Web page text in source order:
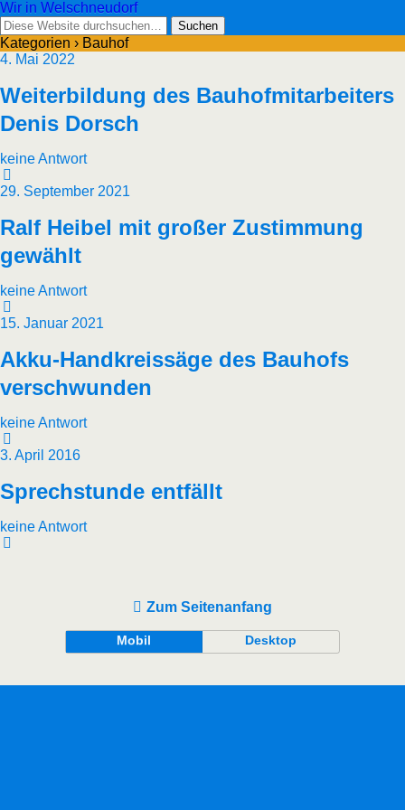
Wir in Welschneudorf
Kategorien › Bauhof
4. Mai 2022
Weiterbildung des Bauhofmitarbeiters
Denis Dorsch
keine Antwort
29. September 2021
Ralf Heibel mit großer Zustimmung
gewählt
keine Antwort
15. Januar 2021
Akku-Handkreissäge des Bauhofs
verschwunden
keine Antwort
3. April 2016
Sprechstunde entfällt
keine Antwort
Zum Seitenanfang
Mobil Desktop